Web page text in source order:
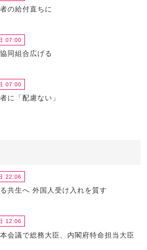
の給付直ちに
07:00
同組合広げる
07:00
に「配慮ない」
22:06
共生へ 外国人受け入れを質す
12:06
会議で総務大臣、内閣府特命担当大臣